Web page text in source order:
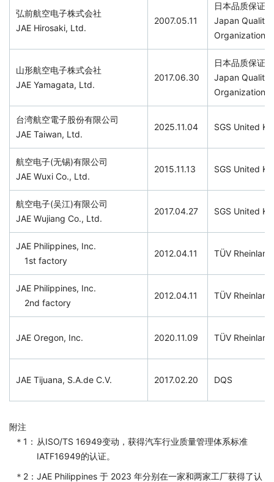
弘前航空电子株式会社
JAE Hirosaki, Ltd.
2007.05.11
日本品质保证
Japan Quality
Organization
山形航空电子株式会社
JAE Yamagata, Ltd.
2017.06.30
日本品质保证
Japan Quality
Organization
台湾航空電子股份有限公司
JAE Taiwan, Ltd.
2025.11.04 SGS United
航空电子(无锡)有限公司
JAE Wuxi Co., Ltd.
2015.11.13 SGS United
航空电子(吴江)有限公司
JAE Wujiang Co., Ltd.
2017.04.27 SGS United
JAE Philippines, Inc.
1st factory
2012.04.11 TÜV
JAE Philippines, Inc.
2nd factory
2012.04.11 TÜV
JAE Oregon, Inc. 2020.11.09 TÜV Rheinland
JAE Tijuana, S.A.de C.V. 2017.02.20 DQS
附注
从ISO/TS 16949变动，获得汽车行业质量管理体系标准
IATF16949的认证。
JAE Philippines 于 2023 年分别在一家和两家工厂获得了认